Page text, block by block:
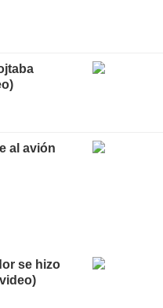
al avión
se hizo